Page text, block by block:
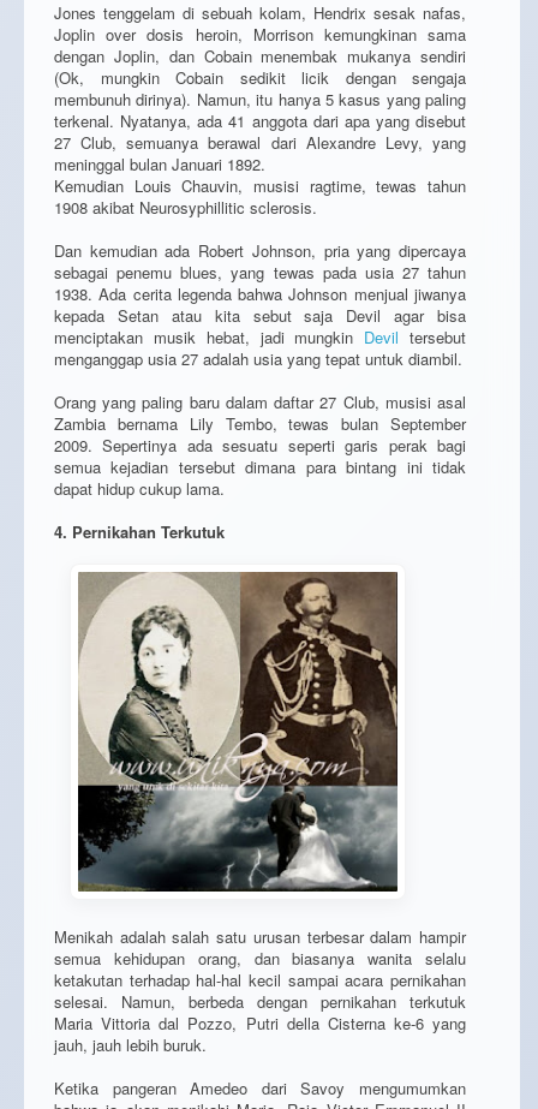
Jones tenggelam di sebuah kolam, Hendrix sesak nafas,
Joplin over dosis heroin, Morrison kemungkinan sama
dengan Joplin, dan Cobain menembak mukanya sendiri
(Ok, mungkin Cobain sedikit licik dengan sengaja
membunuh dirinya). Namun, itu hanya 5 kasus yang paling
terkenal. Nyatanya, ada 41 anggota dari apa yang disebut
27 Club, semuanya berawal dari Alexandre Levy, yang
meninggal bulan Januari 1892.
Kemudian Louis Chauvin, musisi ragtime, tewas tahun
1908 akibat Neurosyphillitic sclerosis.
Dan kemudian ada Robert Johnson, pria yang dipercaya
sebagai penemu blues, yang tewas pada usia 27 tahun
1938. Ada cerita legenda bahwa Johnson menjual jiwanya
kepada Setan atau kita sebut saja Devil agar bisa
menciptakan musik hebat, jadi mungkin Deviltersebut
menganggap usia 27 adalah usia yang tepat untuk diambil.
Orang yang paling baru dalam daftar 27 Club, musisi asal
Zambia bernama Lily Tembo, tewas bulan September
2009. Sepertinya ada sesuatu seperti garis perak bagi
semua kejadian tersebut dimana para bintang ini tidak
dapat hidup cukup lama.
4. Pernikahan Terkutuk
Menikah adalah salah satu urusan terbesar dalam hampir
semua kehidupan orang, dan biasanya wanita selalu
ketakutan terhadap hal-hal kecil sampai acara pernikahan
selesai. Namun, berbeda dengan pernikahan terkutuk
Maria Vittoria dal Pozzo, Putri della Cisterna ke-6 yang
jauh, jauh lebih buruk.
Ketika pangeran Amedeo dari Savoy mengumumkan